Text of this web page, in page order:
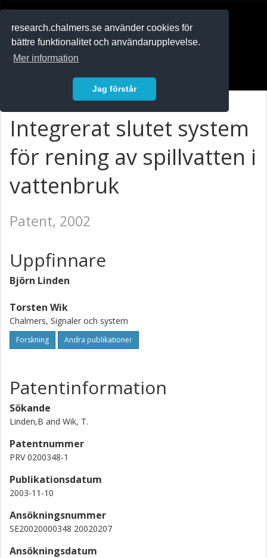
research.chalmers.se använder cookies för
bättre funktionalitet och användarupplevelse.
Mer information
Jag förstår
Integrerat slutet system
för rening av spillvatten i
vattenbruk
Patent, 2002
Uppfinnare
Björn Linden
Torsten Wik
Chalmers, Signaler och system
Forskning Andra publikationer
Patentinformation
Sökande
Linden,B and Wik, T.
Patentnummer
PRV 0200348-1
Publikationsdatum
2003-11-10
Ansökningsnummer
SE20020000348 20020207
Ansökningsdatum